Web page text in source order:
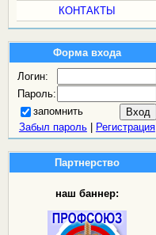
КОНТАКТЫ
Форма входа
Логин:
Пароль:
запомнить
Забыл пароль| Регистрация
Партнерство
наш баннер: